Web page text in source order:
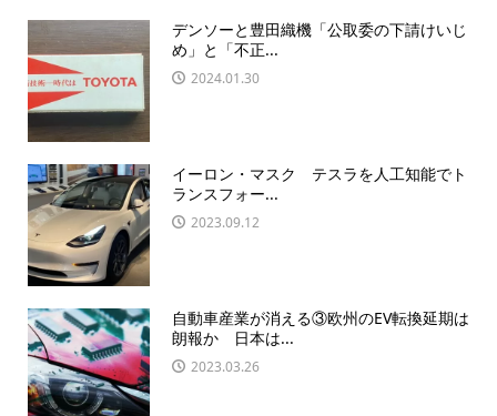
デンソーと豊田織機「公取委の下請けいじ
め」と「不正...
2024.01.30
イーロン・マスク テスラを人工知能でト
ランスフォー...
2023.09.12
自動車産業が消える③欧州のEV転換延期は
朗報か 日本は...
2023.03.26